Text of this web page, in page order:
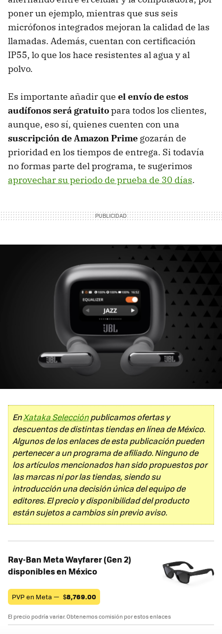
poner un ejemplo, mientras que sus seis
micrófonos integrados mejoran la calidad de las
llamadas. Además, cuentan con certificación
IP55, lo que los hace resistentes al agua y al
polvo.
Es importante añadir que el envío de estos
audífonos será gratuitopara todos los clientes,
aunque, eso sí, quienes cuenten con una
suscripción de Amazon Prime gozarán de
prioridad en los tiempos de entrega. Si todavía
no formas parte del programa, te sugerimos
aprovechar su periodo de prueba de 30 días.
EnXataka Selecciónpublicamos ofertas y
descuentos de distintas tiendas en línea de México.
Algunos de los enlaces de esta publicación pueden
pertenecer a un programa de afiliado. Ninguno de
los artículos mencionados han sido propuestos por
las marcas ni por las tiendas, siendo su
introducción una decisión única del equipo de
editores. El precio y disponibilidad del producto
están sujetos a cambios sin previo aviso.
Ray-Ban Meta Wayfarer (Gen 2)
disponibles en México
PVP en Meta — $8,769.00
El precio podría variar. Obtenemos comisión por estos enlaces